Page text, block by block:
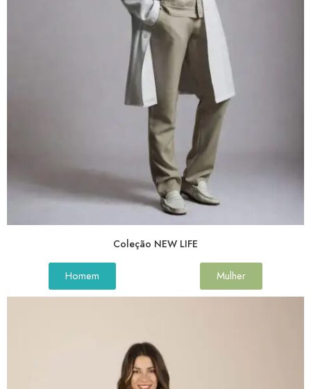
Coleção NEW LIFE
Homem Mulher